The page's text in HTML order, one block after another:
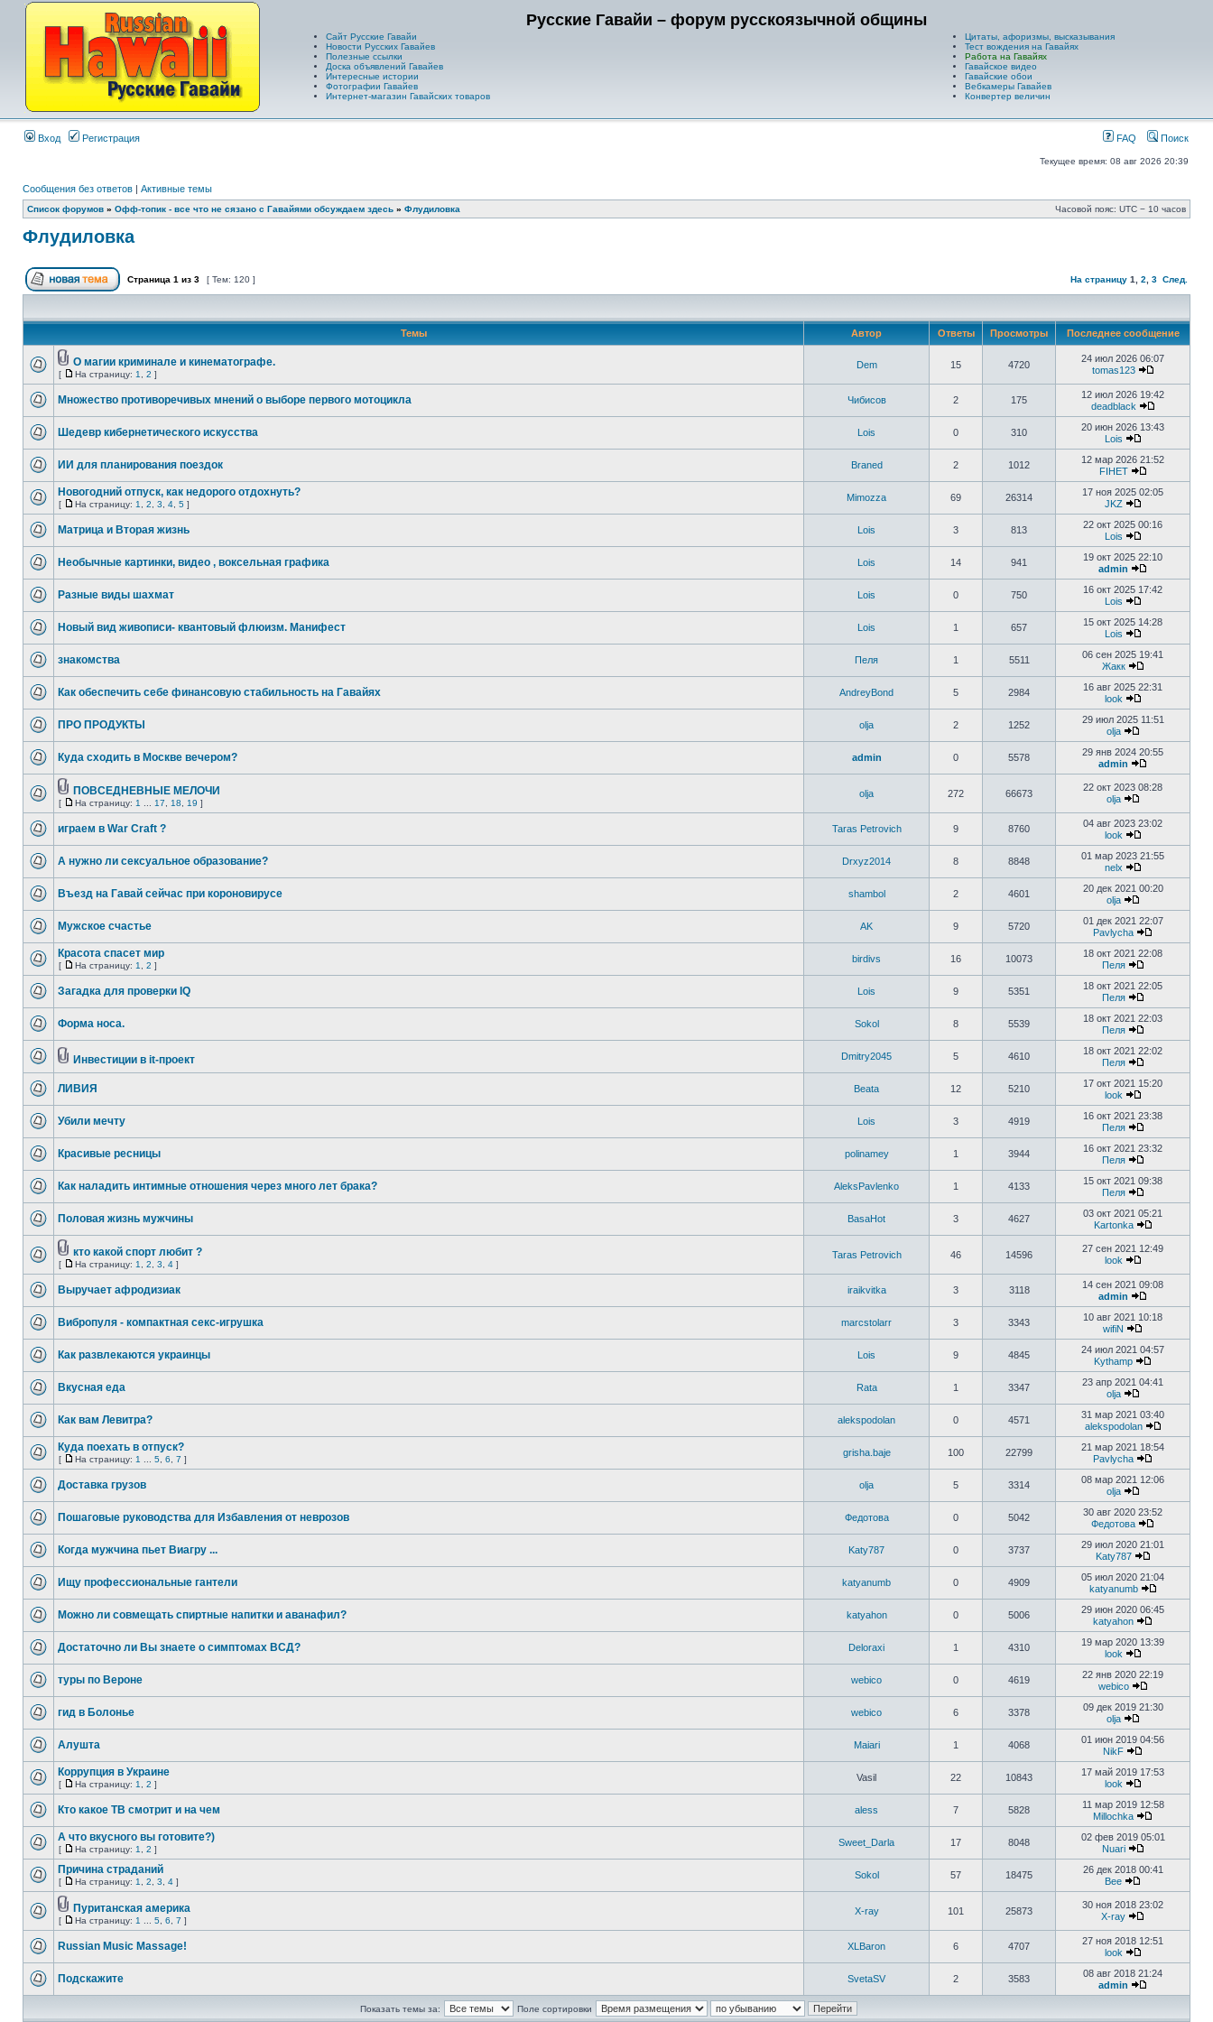
Русские Гавайи – форум русскоязычной общины
Сайт Русские Гавайи
Новости Русских Гавайев
Полезные ссылки
Доска объявлений Гавайев
Интересные истории
Фотографии Гавайев
Интернет-магазин Гавайских товаров
Цитаты, афоризмы, высказывания
Тест вождения на Гавайях
Работа на Гавайях
Гавайское видео
Гавайские обои
Вебкамеры Гавайев
Конвертер величин
Вход Регистрация FAQ Поиск
Текущее время: 08 авг 2026 20:39
Сообщения без ответов | Активные темы
Список форумов » Офф-топик - все что не сязано с Гавайями обсуждаем здесь » Флудиловка Часовой пояс: UTC − 10 часов
Флудиловка
Страница 1 из 3 [ Тем: 120 ] На страницу 1 2 3 След.
Темы Автор Ответы Просмотры Последнее сообщение
О магии криминале и кинематографе.
[ На страницу: 1 2 ]
Dem 15 4720
24 июл 2026 06:07
tomas123
Множество противоречивых мнений о выборе первого мотоцикла Чибисов 2 175
12 июл 2026 19:42
deadblack
Шедевр кибернетического искусства Lois 0 310
20 июн 2026 13:43
Lois
ИИ для планирования поездок Braned 2 1012
12 мар 2026 21:52
FIHET
Новогодний отпуск, как недорого отдохнуть?
[ На страницу: 1 2 3 4 5 ]
Mimozza 69 26314
17 ноя 2025 02:05
JKZ
Матрица и Вторая жизнь Lois 3 813
22 окт 2025 00:16
Lois
Необычные картинки, видео , воксельная графика Lois 14 941
19 окт 2025 22:10
admin
Разные виды шахмат Lois 0 750
16 окт 2025 17:42
Lois
Новый вид живописи- квантовый флюизм. Манифест Lois 1 657
15 окт 2025 14:28
Lois
знакомства Пеля 1 5511
06 сен 2025 19:41
Жакк
Как обеспечить себе финансовую стабильность на Гавайях AndreyBond 5 2984
16 авг 2025 22:31
look
ПРО ПРОДУКТЫ olja 2 1252
29 июл 2025 11:51
olja
Куда сходить в Москве вечером? admin 0 5578
29 янв 2024 20:55
admin
ПОВСЕДНЕВНЫЕ МЕЛОЧИ
[ На страницу: 1 17 18 19 ]
olja 272 66673
22 окт 2023 08:28
olja
играем в War Craft ? Taras Petrovich 9 8760
04 авг 2023 23:02
look
А нужно ли сексуальное образование? Drxyz2014 8 8848
01 мар 2023 21:55
nelx
Въезд на Гавай сейчас при короновирусе shambol 2 4601
20 дек 2021 00:20
olja
Мужское счастье AK 9 5720
01 дек 2021 22:07
Pavlycha
Красота спасет мир
[ На страницу: 1 2 ]
birdivs 16 10073
18 окт 2021 22:08
Пеля
Загадка для проверки IQ Lois 9 5351
18 окт 2021 22:05
Пеля
Форма носа. Sokol 8 5539
18 окт 2021 22:03
Пеля
Инвестиции в it-проект Dmitry2045 5 4610
18 окт 2021 22:02
Пеля
ЛИВИЯ Beata 12 5210
17 окт 2021 15:20
look
Убили мечту Lois 3 4919
16 окт 2021 23:38
Пеля
Красивые ресницы polinamey 1 3944
16 окт 2021 23:32
Пеля
Как наладить интимные отношения через много лет брака? AleksPavlenko 1 4133
15 окт 2021 09:38
Пеля
Половая жизнь мужчины BasaHot 3 4627
03 окт 2021 05:21
Kartonka
кто какой спорт любит ?
[ На страницу: 1 2 3 4 ]
Taras Petrovich 46 14596
27 сен 2021 12:49
look
Выручает афродизиак iraikvitka 3 3118
14 сен 2021 09:08
admin
Вибропуля - компактная секс-игрушка marcstolarr 3 3343
10 авг 2021 10:18
wifiN
Как развлекаются украинцы Lois 9 4845
24 июл 2021 04:57
Kythamp
Вкусная еда Rata 1 3347
23 апр 2021 04:41
olja
Как вам Левитра? alekspodolan 0 4571
31 мар 2021 03:40
alekspodolan
Куда поехать в отпуск?
[ На страницу: 1 5 6 7 ]
grisha.baje 100 22799
21 мар 2021 18:54
Pavlycha
Доставка грузов olja 5 3314
08 мар 2021 12:06
olja
Пошаговые руководства для Избавления от неврозов Федотова 0 5042
30 авг 2020 23:52
Федотова
Когда мужчина пьет Виагру ... Katy787 0 3737
29 июл 2020 21:01
Katy787
Ищу профессиональные гантели katyanumb 0 4909
05 июл 2020 21:04
katyanumb
Можно ли совмещать спиртные напитки и аванафил? katyahon 0 5006
29 июн 2020 06:45
katyahon
Достаточно ли Вы знаете о симптомах ВСД? Deloraxi 1 4310
19 мар 2020 13:39
look
туры по Вероне webico 0 4619
22 янв 2020 22:19
webico
гид в Болонье webico 6 3378
09 дек 2019 21:30
olja
Алушта Maiari 1 4068
01 июн 2019 04:56
NikF
Коррупция в Украине
[ На страницу: 1 2 ]
Vasil 22 10843
17 май 2019 17:53
look
Кто какое ТВ смотрит и на чем aless 7 5828
11 мар 2019 12:58
Millochka
А что вкусного вы готовите?)
[ На страницу: 1 2 ]
Sweet_Darla 17 8048
02 фев 2019 05:01
Nuari
Причина страданий
[ На страницу: 1 2 3 4 ]
Sokol 57 18475
26 дек 2018 00:41
Bee
Пуританская америка
[ На страницу: 1 5 6 7 ]
X-ray 101 25873
30 ноя 2018 23:02
X-ray
Russian Music Massage! XLBaron 6 4707
27 ноя 2018 12:51
look
Подскажите SvetaSV 2 3583
08 авг 2018 21:24
admin
Показать темы за: Поле сортировки